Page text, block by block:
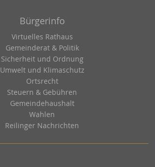
Bürgerinfo
Virtuelles Rathaus
Gemeinderat & Politik
Sicherheit und Ordnung
Umwelt und Klimaschutz
Ortsrecht
Steuern & Gebühren
Gemeindehaushalt
Wahlen
Reilinger Nachrichten